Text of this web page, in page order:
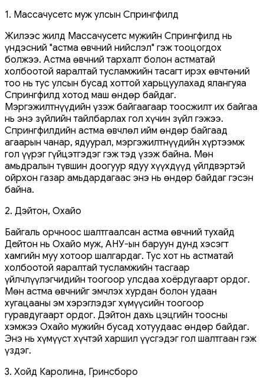
1. Массачусетс муж улсын Спрингфилд
Жилээс жилд Массачусетс мужийн Спрингфилд нь
үндэсний "астма өвчний нийслэл" гэж тооцогдох
болжээ. Астма өвчний тархалт болон астматай
холбоотой яаралтай тусламжийн тасагт ирэх өвчтөний
тоо нь тус улсын бусад хоттой харьцуулахад ялангуяа
Спрингфилд хотод маш өндөр байдаг.
Мэргэжилтнүүдийн үзэж байгаагаар тоосжилт их байгаа
нь энэ зүйлийн тайлбарлах гол хүчин зүйл гэжээ.
Спрингфилдийн астма өвчлөл ийм өндөр байгаад
агаарын чанар, ядуурал, мэргэжилтнүүдийн хүртээмж
гол үүрэг гүйцэтгэдэг гэж тэд үзэж байна. Мөн
амьдралын түвшин доогуур ядуу хүүхдүүд үйлдвэртэй
ойрхон газар амьдардагаас энэ нь өндөр байдаг гэсэн
байна.
2. Дэйтон, Охайо
Байгаль орчноос шалтгаалсан астма өвчний тухайд
Дейтон нь Охайо муж, АНУ-ын баруун дунд хэсэгт
хамгийн муу хотоор шалгардаг. Тус хот нь астматай
холбоотой яаралтай тусламжийн тасгаар
үйлчлүүлэгчидийн тоогоор улсдаа хоёрдугаарт ордог.
Мөн астма өвчнийг эмчлэх хурдан болон удаан
хугацааны эм хэрэглэдэг хүмүүсийн тоогоор
гуравдугаарт ордог. Дэйтон дахь цэцгийн тоосны
хэмжээ Охайо мужийн бусад хотуудаас өндөр байдаг.
Энэ нь хүмүүст хүчтэй харшил үүсгэдэг гол шалтгаан гэж
үздэг.
3. Хойд Каролина, Гринсборо